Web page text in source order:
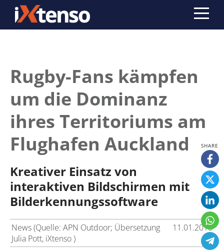
Rugby-Fans kämpfen
um die Dominanz
ihres Territoriums am
Flughafen Auckland
Kreativer Einsatz von
interaktiven Bildschirmen mit
Bilderkennungssoftware
News (Quelle: APN Outdoor; Übersetzung
Julia Pott, iXtenso )
11.01.2018